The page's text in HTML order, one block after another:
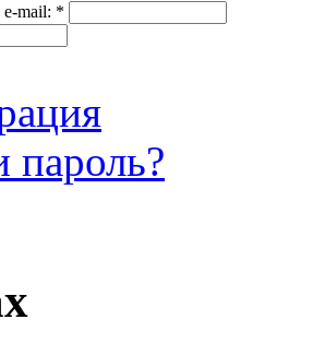
mail: *
пароль?